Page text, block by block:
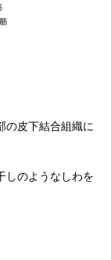
の皮下結合組織に
しのようなしわを